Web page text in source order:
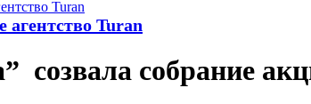
Turan
созвала собрание